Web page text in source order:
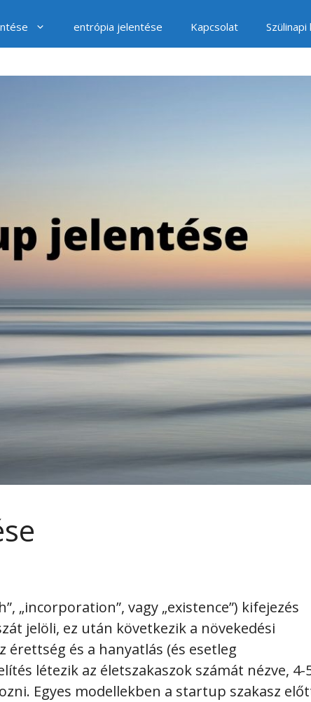
entrópia jelentése Kapcsolat
„incorporation”, vagy „existence”) kifejezés
jelöli, ez után következik a növekedési
érettség és a hanyatlás (és esetleg
létezik az életszakaszok számát nézve, 4-
Egyes modellekben a startup szakasz